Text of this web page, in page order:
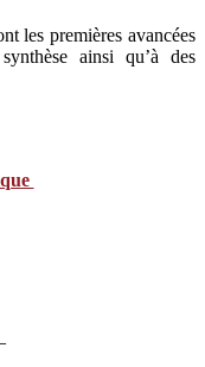
les premières avancées
ainsi qu’à des